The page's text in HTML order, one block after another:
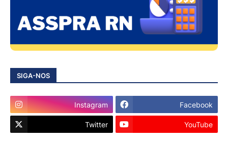
SIGA-NOS
Instagram Facebook
Twitter YouTube